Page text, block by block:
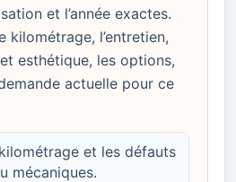
et l’année exactes.
kilométrage, l’entretien,
esthétique, les options,
actuelle pour ce
et les défauts
mécaniques.